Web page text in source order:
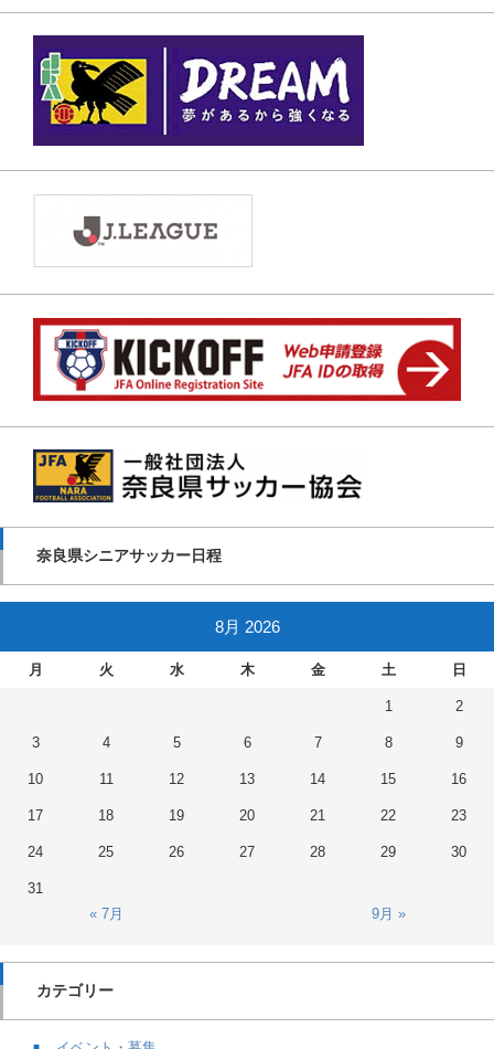
奈良県シニアサッカー日程
8月 2026
月 火 水 木 金 土 日
1 2
3 4 5 6 7 8 9
10 11 12 13 14 15 16
17 18 19 20 21 22 23
24 25 26 27 28 29 30
31
« 7月
9月 »
カテゴリー